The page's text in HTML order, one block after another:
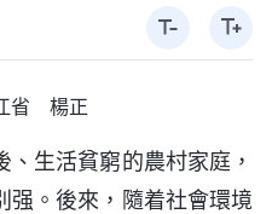
省 楊正
生活貧窮的農村家庭，
强。後來，隨着社會環境